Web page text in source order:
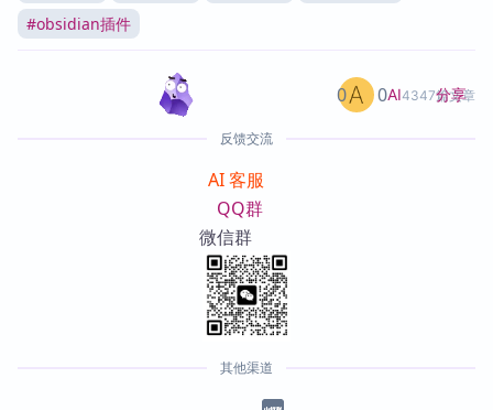
#obsidian插件
AI4347篇文章
0 0 分享
反馈交流
AI 客服
QQ群
微信群
其他渠道